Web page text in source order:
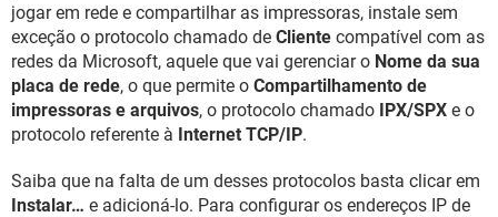
jogar em rede e compartilhar as impressoras, instale sem
exceção o protocolo chamado de Cliente compatível com as
redes da Microsoft, aquele que vai gerenciar o Nome da sua
placa de rede, o que permite o Compartilhamento de
impressoras e arquivos, o protocolo chamado IPX/SPX e o
protocolo referente à Internet TCP/IP.
Saiba que na falta de um desses protocolos basta clicar em
Instalar… e adicioná-lo. Para configurar os endereços IP de